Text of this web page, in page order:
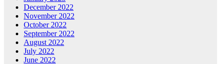
December 2022
November 2022
October 2022
September 2022
August 2022
July 2022
June 2022